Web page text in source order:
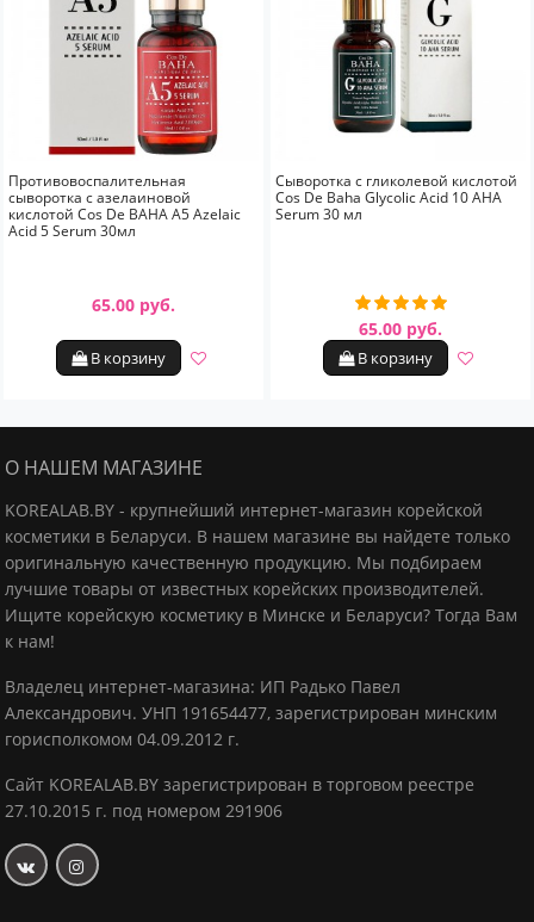
Противовоспалительная
сыворотка с азелаиновой
кислотой Cos De BAHA A5 Azelaic
Acid 5 Serum 30мл
65.00 руб.
В корзину
Сыворотка c гликолевой кислотой
Cos De Baha Glycolic Acid 10 AHA
Serum 30 мл
65.00 руб.
В корзину
О НАШЕМ МАГАЗИНЕ
KOREALAB.BY - крупнейший интернет-магазин корейской
косметики в Беларуси. В нашем магазине вы найдете только
оригинальную качественную продукцию. Мы подбираем
лучшие товары от известных корейских производителей.
Ищите корейскую косметику в Минске и Беларуси? Тогда Вам
к нам!
Владелец интернет-магазина: ИП Радько Павел
Александрович. УНП 191654477, зарегистрирован минским
горисполкомом 04.09.2012 г.
Сайт KOREALAB.BY зарегистрирован в торговом реестре
27.10.2015 г. под номером 291906